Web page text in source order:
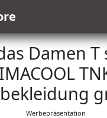
Damen T
Werbepräsentation